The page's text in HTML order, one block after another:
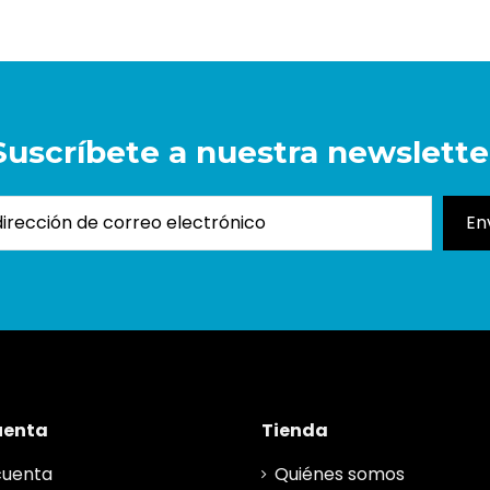
a nuestra
Tienda
Quiénes somos